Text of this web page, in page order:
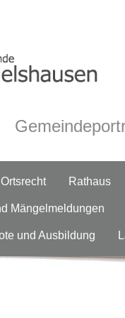
Ortsrecht Rathaus
Mängelmeldungen
und Ausbildung